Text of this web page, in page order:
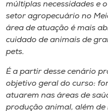
Selecione
o idioma
A+
A-
múltiplas necessidades e
setor agropecuário no
área de atuação é mais
cuidado de animais de
pets.
É a partir desse cenário
objetivo geral do curso:
atuarem nas áreas de
produção animal, além